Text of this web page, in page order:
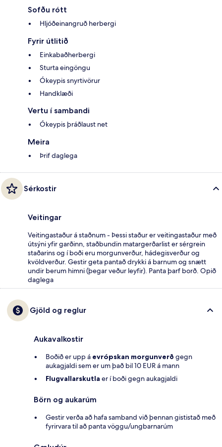
Sofðu rótt
Hljóðeinangruð herbergi
Fyrir útlitið
Einkabaðherbergi
Sturta eingöngu
Ókeypis snyrtivörur
Handklæði
Vertu í sambandi
Ókeypis þráðlaust net
Meira
Þrif daglega
Sérkostir
Veitingar
Veitingastaður á staðnum - Þessi staður er veitingastaður með
útsýni yfir garðinn, staðbundin matargerðarlist er sérgrein
staðarins og í boði eru morgunverður, hádegisverður og
kvöldverður. Gestir geta pantað drykki á barnum og snætt
undir berum himni (þegar veður leyfir). Panta þarf borð. Opið
daglega
Gjöld og reglur
Aukavalkostir
Boðið er upp á evrópskan morgunverð gegn
aukagjaldi sem er um það bil 10 EUR á mann
Flugvallarskutla er í boði gegn aukagjaldi
Börn og aukarúm
Gestir verða að hafa samband við þennan gististað með
fyrirvara til að panta vöggu/ungbarnarúm